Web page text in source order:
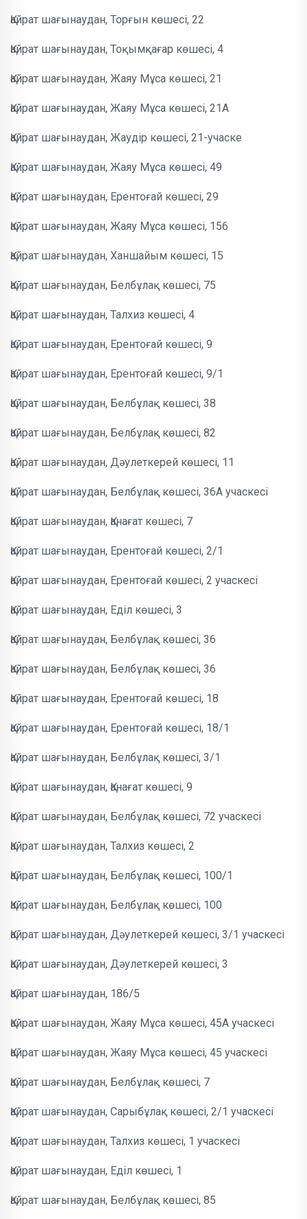
Қайрат шағынаудан, Торғын көшесі, 22
Қайрат шағынаудан, Тоқымқағар көшесі, 4
Қайрат шағынаудан, Жаяу Мұса көшесі, 21
Қайрат шағынаудан, Жаяу Мұса көшесі, 21А
Қайрат шағынаудан, Жаудір көшесі, 21-учаске
Қайрат шағынаудан, Жаяу Мұса көшесі, 49
Қайрат шағынаудан, Ерентоғай көшесі, 29
Қайрат шағынаудан, Жаяу Мұса көшесі, 156
Қайрат шағынаудан, Ханшайым көшесі, 15
Қайрат шағынаудан, Белбұлақ көшесі, 75
Қайрат шағынаудан, Талхиз көшесі, 4
Қайрат шағынаудан, Ерентоғай көшесі, 9
Қайрат шағынаудан, Ерентоғай көшесі, 9/1
Қайрат шағынаудан, Белбұлақ көшесі, 38
Қайрат шағынаудан, Белбұлақ көшесі, 82
Қайрат шағынаудан, Дәулеткерей көшесі, 11
Қайрат шағынаудан, Белбұлақ көшесі, 36А учаскесі
Қайрат шағынаудан, Қанағат көшесі, 7
Қайрат шағынаудан, Ерентоғай көшесі, 2/1
Қайрат шағынаудан, Ерентоғай көшесі, 2 учаскесі
Қайрат шағынаудан, Еділ көшесі, 3
Қайрат шағынаудан, Белбұлақ көшесі, 36
Қайрат шағынаудан, Белбұлақ көшесі, 36
Қайрат шағынаудан, Ерентоғай көшесі, 18
Қайрат шағынаудан, Ерентоғай көшесі, 18/1
Қайрат шағынаудан, Белбұлақ көшесі, 3/1
Қайрат шағынаудан, Қанағат көшесі, 9
Қайрат шағынаудан, Белбұлақ көшесі, 72 учаскесі
Қайрат шағынаудан, Талхиз көшесі, 2
Қайрат шағынаудан, Белбұлақ көшесі, 100/1
Қайрат шағынаудан, Белбұлақ көшесі, 100
Қайрат шағынаудан, Дәулеткерей көшесі, 3/1 учаскесі
Қайрат шағынаудан, Дәулеткерей көшесі, 3
Қайрат шағынаудан, 186/5
Қайрат шағынаудан, Жаяу Мұса көшесі, 45А учаскесі
Қайрат шағынаудан, Жаяу Мұса көшесі, 45 учаскесі
Қайрат шағынаудан, Белбұлақ көшесі, 7
Қайрат шағынаудан, Сарыбұлақ көшесі, 2/1 учаскесі
Қайрат шағынаудан, Талхиз көшесі, 1 учаскесі
Қайрат шағынаудан, Еділ көшесі, 1
Қайрат шағынаудан, Белбұлақ көшесі, 85